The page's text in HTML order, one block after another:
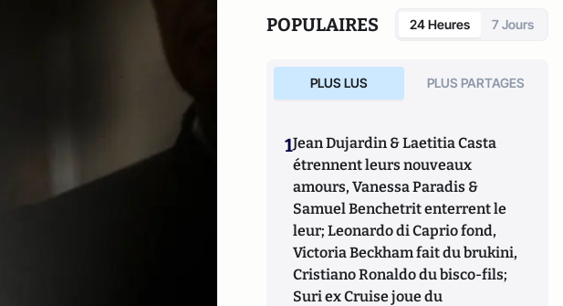
POPULAIRES 24 Heures 7 Jours
PLUS LUS PLUS PARTAGES
1Jean Dujardin & Laetitia Casta
étrennent leurs nouveaux
amours, Vanessa Paradis &
Samuel Benchetrit enterrent le
leur; Leonardo di Caprio fond,
Victoria Beckham fait du brukini,
Cristiano Ronaldo du bisco-fils;
Suri ex Cruise joue du